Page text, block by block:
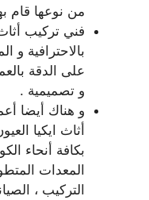
من نوعها قام
فني تركيب
بالاحترافية و
على الدقة
و تصميمية .
و هناك أيضا
أثاث ايكيا
بكافة أنحاء
المعدات
التركيب ،